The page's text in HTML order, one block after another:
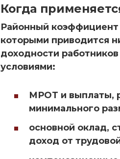
Когда
Районный коэффициент
которыми приводится
доходности
условиями:
МРОТ и выплаты,
минимального
основной оклад,
доход от